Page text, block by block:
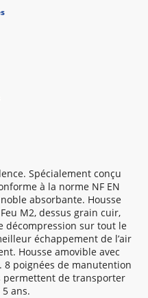
Spécialement conçu
à la norme NF EN
absorbante. Housse
M2, dessus grain cuir,
décompression sur tout le
échappement de l’air
Housse amovible avec
poignées de manutention
permettent de transporter
ans.